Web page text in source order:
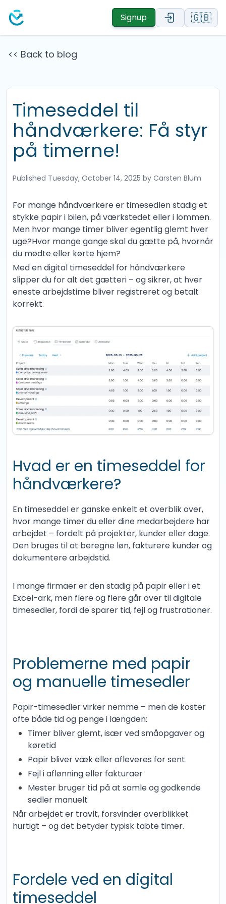
Signup 🇬🇧
<< Back to blog
Timeseddel til
håndværkere: Få styr
på timerne!
Published Tuesday, October 14, 2025 by Carsten Blum
For mange håndværkere er timesedlen stadig et
stykke papir i bilen, på værkstedet eller i lommen.
Men hvor mange timer bliver egentlig glemt hver
uge?Hvor mange gange skal du gætte på, hvornår
du mødte eller kørte hjem?
Med en digital timeseddel for håndværkere
slipper du for alt det gætteri – og sikrer, at hver
eneste arbejdstime bliver registreret og betalt
korrekt.
Hvad er en timeseddel for
håndværkere?
En timeseddel er ganske enkelt et overblik over,
hvor mange timer du eller dine medarbejdere har
arbejdet – fordelt på projekter, kunder eller dage.
Den bruges til at beregne løn, fakturere kunder og
dokumentere arbejdstid.
I mange firmaer er den stadig på papir eller i et
Excel-ark, men flere og flere går over til digitale
timesedler, fordi de sparer tid, fejl og frustrationer.
Problemerne med papir
og manuelle timesedler
Papir-timesedler virker nemme – men de koster
ofte både tid og penge i længden:
Timer bliver glemt, især ved småopgaver og
køretid
Papir bliver væk eller afleveres for sent
Fejl i aflønning eller fakturaer
Mester bruger tid på at samle og godkende
sedler manuelt
Når arbejdet er travlt, forsvinder overblikket
hurtigt – og det betyder typisk tabte timer.
Fordele ved en digital
timeseddel